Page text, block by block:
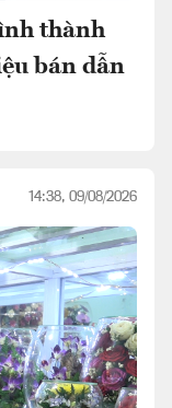
thành
bán dẫn
14:38, 09/08/2026